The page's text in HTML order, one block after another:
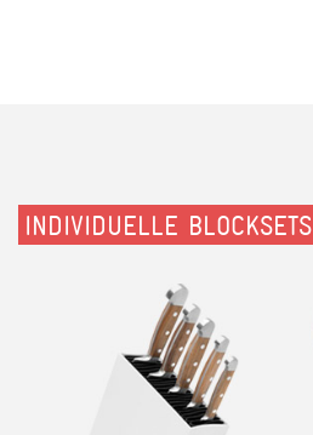
INDIVIDUELLE BLOCKSETS